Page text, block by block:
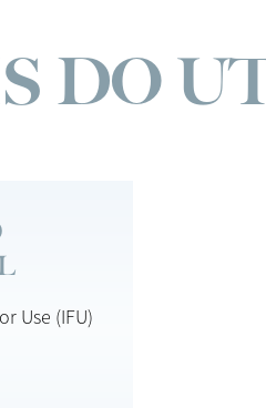
DO
Use (IFU)